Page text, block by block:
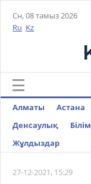
Сн, 08 тамыз 2026
Ru Kz
Алматы Астана
Денсаулық
Білім
Жұлдыздар
27-12-2021, 15:29